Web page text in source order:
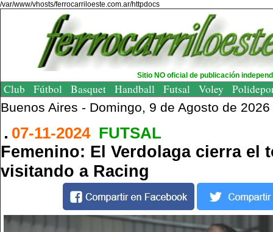
/var/www/vhosts/ferrocarriloeste.com.ar/httpdocs
Sitio NO oficial de publicación
Club Fútbol Basquet Handball Futsal Voley
Buenos Aires - Domingo, 9 de Agosto de 2026
07-11-2024 FUTSAL
Femenino: El Verdolaga cierra el
visitando a Racing